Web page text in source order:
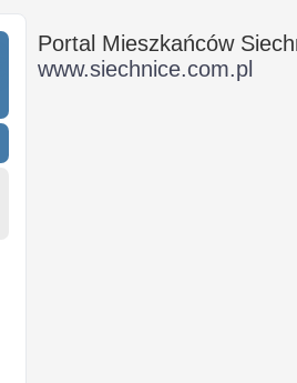
Wyszukiwanie zaawansowane
Portal Mieszkańców
www.siechnice.com.pl